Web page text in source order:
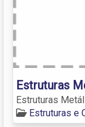
Estruturas
Estruturas
Estruturas e